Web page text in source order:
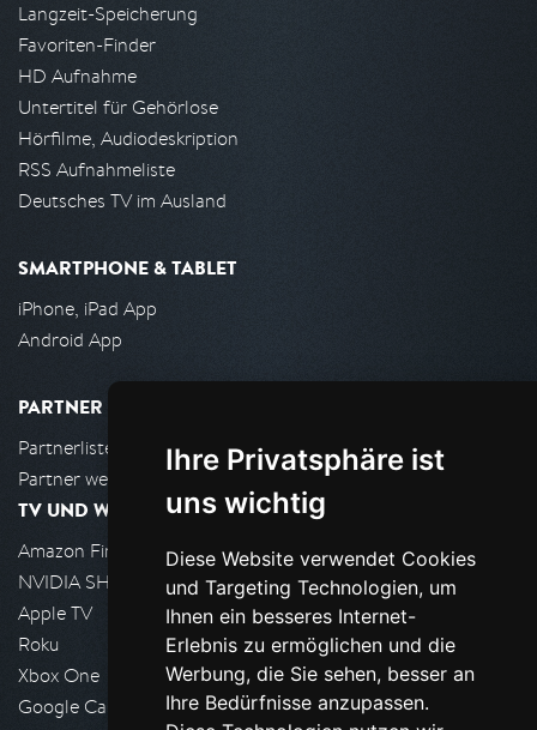
Ihre Privatsphäre ist
uns wichtig
Diese Website verwendet Cookies
und Targeting Technologien, um
Ihnen ein besseres Internet-
Erlebnis zu ermöglichen und die
Werbung, die Sie sehen, besser an
Ihre Bedürfnisse anzupassen.
Langzeit-Speicherung
Favoriten-Finder
HD Aufnahme
Untertitel für Gehörlose
Hörfilme, Audiodeskription
RSS Aufnahmeliste
Deutsches TV im Ausland
SMARTPHONE & TABLET
iPhone, iPad App
Android App
PARTNER
Partnerliste
Partner werden
TV UND WOHNZIMMER
Amazon FireTV
NVIDIA SHIELD, Google TV
Apple TV
Roku
Xbox One
Google Cast